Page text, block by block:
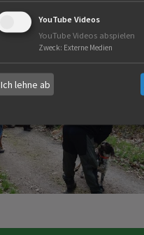
YouTube Videos
YouTube Videos abspielen
Zweck: Externe Medien
Ich lehne ab